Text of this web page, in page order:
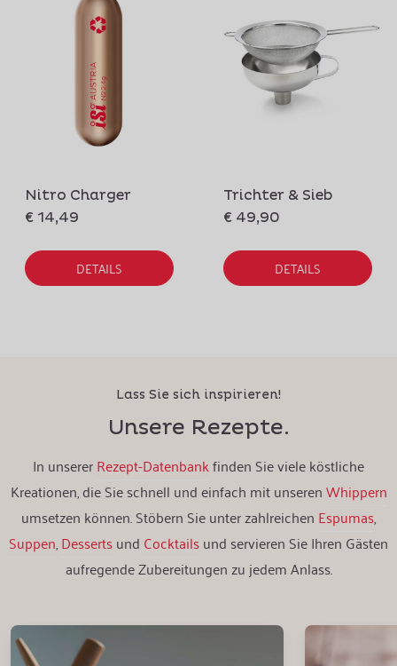
Nitro Charger
€ 14,49
DETAILS
Trichter & Sieb
€ 49,90
DETAILS
Lass Sie sich inspirieren!
Unsere Rezepte.
In unsererRezept-Datenbankfinden Sie viele köstliche
Kreationen, die Sie schnell und einfach mit unserenWhippern
umsetzen können. Stöbern Sie unter zahlreichen Espumas,
Suppen,Dessertsund Cocktailsund servieren Sie Ihren Gästen
aufregende Zubereitungen zu jedem Anlass.